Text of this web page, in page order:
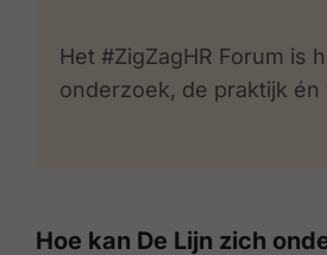
Het #ZigZagHR Forum is
onderzoek, de praktijk én
Hoe kan De Lijn zich